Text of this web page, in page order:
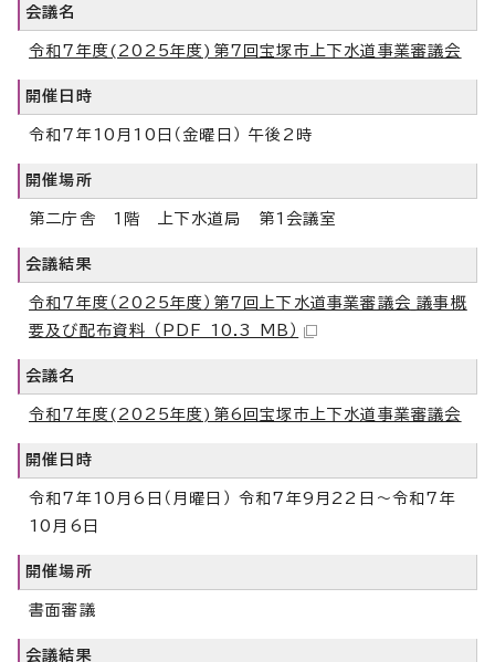
会議名
令和7年度(2025年度)第7回宝塚市上下水道事業審議会
開催日時
令和7年10月10日（金曜日） 午後2時
開催場所
第二庁舎 1階 上下水道局 第1会議室
会議結果
令和7年度（2025年度）第7回上下水道事業審議会_議事概
要及び配布資料 （PDF 10.3 MB）
会議名
令和7年度(2025年度)第6回宝塚市上下水道事業審議会
開催日時
令和7年10月6日（月曜日） 令和7年9月22日～令和7年
10月6日
開催場所
書面審議
会議結果